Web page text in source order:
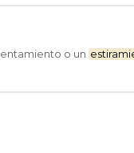
o un